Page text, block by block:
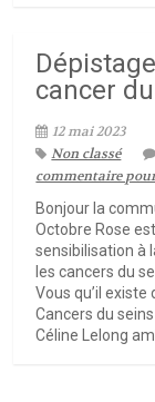
cancer
12 mai 2023
Non classé
commentaire
Bonjour la
Octobre Rose
sensibilisation à
les cancers du
Vous qu’il
Cancers du
Céline Lelong